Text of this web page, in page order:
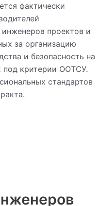
фактически
инженеров проектов и
за организацию
и безопасность на
под критерии ООТСУ.
стандартов